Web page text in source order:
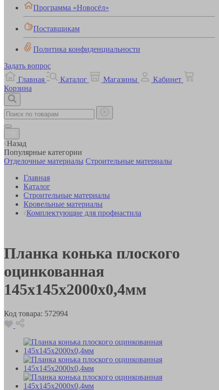
Программа «Новосёл»
Поставщикам
Политика конфиденциальности
Задать вопрос
Главная
Каталог Магазины
Кабинет
Корзина
Назад
Популярные категории
Отделочные материалы Строительные материалы
Главная
Каталог
Строительные материалы
Кровельные материалы
Комплектующие для профнастила
Планка конька плоского
оцинкованная
145х145х2000х0,4мм
Код товара: 572994